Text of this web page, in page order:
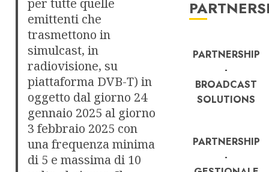
emittenti che
trasmettono in
simulcast, in
radiovisione, su
piattaforma DVB-T) in
oggetto dal giorno 24
gennaio 2025 al giorno
3 febbraio 2025 con
una frequenza minima
di 5 e massima di 10
PARTNERSHIP
-
BROADCAST
SOLUTIONS
PARTNERSHIP
-